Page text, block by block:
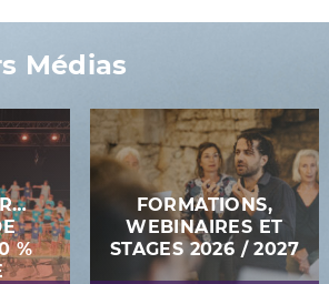
Médias
%
FORMATIONS,
WEBINAIRES ET
STAGES 2026 / 2027